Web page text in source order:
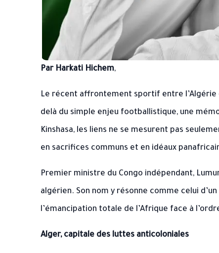
Par Harkati Hichem,
Le récent affrontement sportif entre l’Algérie
delà du simple enjeu footballistique, une
Kinshasa, les liens ne se mesurent pas
en sacrifices communs et en idéaux
Premier ministre du Congo indépendant,
algérien. Son nom y résonne comme celui
l’émancipation totale de l’Afrique face à
Alger, capitale des luttes anticoloniales